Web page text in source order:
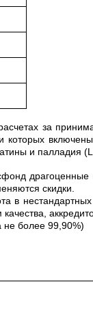
за
которых
и палладия
драгоценные
скидки.
в
не более 99,90%)